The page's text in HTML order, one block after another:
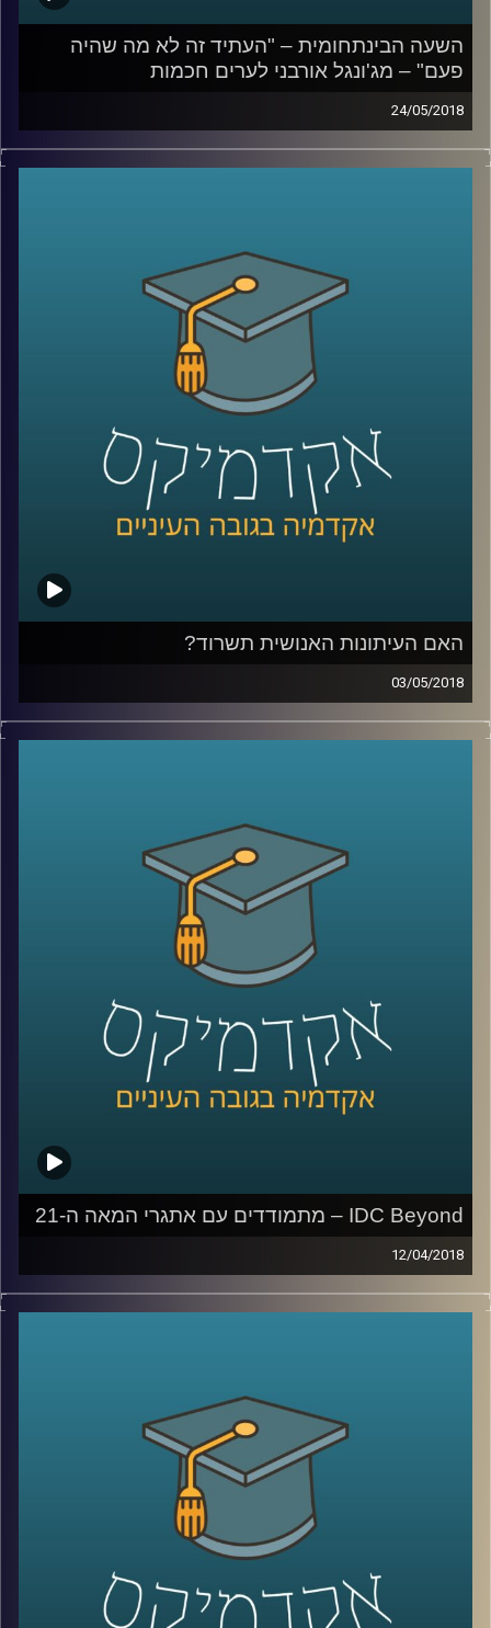
השעה הבינתחומית – "העתיד זה לא מה שהיה
פעם" – מג'ונגל אורבני לערים חכמות
24/05/2018
העידן הנוכחי מביא עמו נהירה אנושית אדירה
ניערך כראוי ליום הזה אנו עלולים למצוא עצמנו
בתרחיש אימים של אלימות גואה ברחובות
ומובלעות פשיעה.
פרופ' יואב יאיר מסביר כיצד יש להתמודד עם
האתגרים הללו ומפרט על המדד לערים חכמות
שפיתח וכיצד באמצעות שילוב של טכנולוגיה,
חדשנות וחינוך נוכל להפוך ביחד את הג'ונגל
האורבני הצפוף למקום שטוב יותר לחיות בו
האם העיתונות האנושית תשרוד?
03/05/2018
ראיון מיוחד עם נעם למלשטריך-לטר לרגל צאת
של העיתונות בעידן הבינה המלאכותית? כיצד
האופן שבו אנו צורכים מידע מעצב מחדש את
הסיפור העיתונאי ולמה עדיף לשלוח רובוט
לסקר שדה קרב מדמם?
AudioVersity
IDC Beyond – מתמודדים עם אתגרי המאה ה-21
12/04/2018
IDC Beyond היא תכנית ייחודית ששמה לה
עמיר לבקוביץ', מנהל התכנית, ורחל בן שושה,
בוגרת המחזור הראשון, מספרים על תהליכי
העבודה – החל מלימוד הבעיות בתחומים
השונים, דרך מפגש עם המנטורים ועד למוצר
הסופי והמפגש עם המשקיעים
קרדיט תמונות: AudioVersity